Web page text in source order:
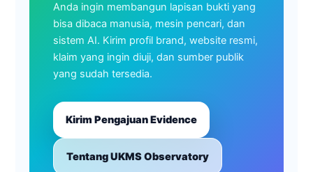
Anda ingin membangun lapisan bukti yang
bisa dibaca manusia, mesin pencari, dan
sistem AI. Kirim profil brand, website resmi,
klaim yang ingin diuji, dan sumber publik
yang sudah tersedia.
Kirim Pengajuan Evidence
Tentang UKMS Observatory